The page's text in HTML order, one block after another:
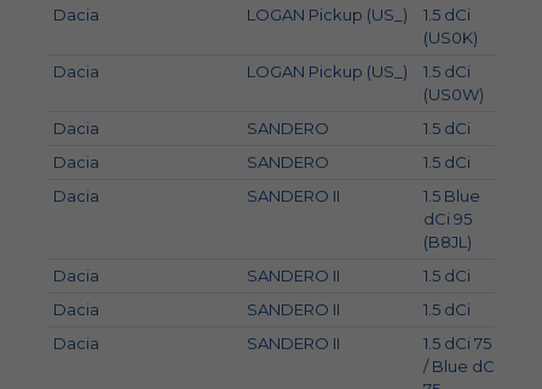
Dacia LOGAN Pickup (US_)
1.5 dCi
(US0K)
Dacia LOGAN Pickup (US_)
1.5 dCi
(US0W)
Dacia SANDERO 1.5 dCi
Dacia
SANDERO 1.5 dCi
Dacia
SANDERO II
1.5 Blue
dCi 95
(B8JL)
Dacia SANDERO II 1.5 dCi
Dacia
SANDERO II 1.5 dCi
Dacia
SANDERO II
1.5 dCi 75
/ Blue dCi